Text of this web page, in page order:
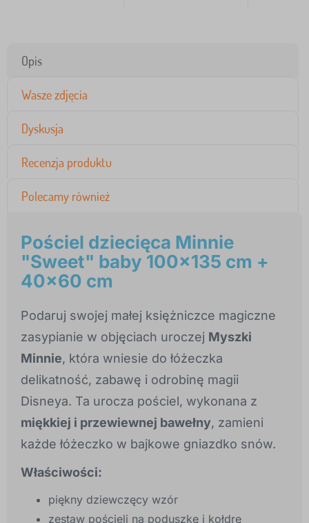
Opis
Wasze zdjęcia
Dyskusja
Recenzja produktu
Polecamy również
Pościel dziecięca Minnie
"Sweet" baby 100x135 cm +
40x60 cm
Podaruj swojej małej księżniczce magiczne
zasypianie w objęciach uroczej Myszki
Minnie, która wniesie do łóżeczka
delikatność, zabawę i odrobinę magii
Disneya. Ta urocza pościel, wykonana z
miękkiej i przewiewnej bawełny, zamieni
każde łóżeczko w bajkowe gniazdko snów.
Właściwości:
piękny dziewczęcy wzór
zestaw pościeli na poduszkę i kołdrę